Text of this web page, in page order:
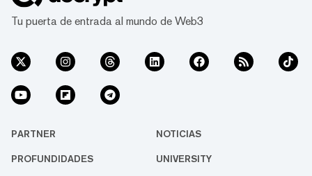
Tu puerta de entrada al mundo de Web3
PARTNER NOTICIAS
PROFUNDIDADES UNIVERSITY